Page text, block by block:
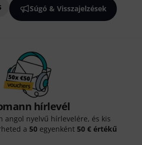
Súgó & Visszajelzések
hírlevél
angol nyelvű hírlevelére, és kis
a 50 egyenként 50 € értékű